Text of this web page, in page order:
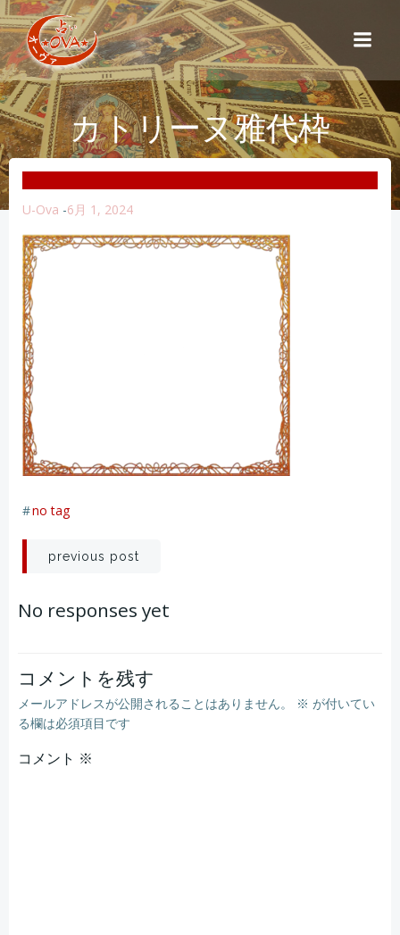
コ
ン
テ
ン
ツ
へ
ス
キ
カトリーヌ雅代枠
U-Ova -6月 1, 2024
#no tag
投
稿
ビ
ゲ
ー
previous post
No responses yet
コメントを残す
メールアドレスが公開されることはありません。 ※ が付いてい
る欄は必須項目です
コメント ※